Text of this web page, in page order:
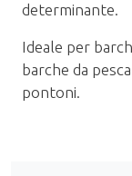
determinante.
Ideale per
barche da
pontoni.